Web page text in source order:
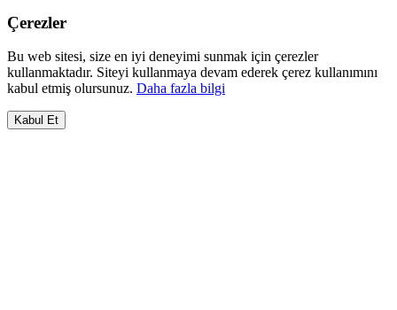
Çerezler
Bu web sitesi, size en iyi deneyimi sunmak için çerezler
kullanmaktadır. Siteyi kullanmaya devam ederek çerez kullanımını
kabul etmiş olursunuz. Daha fazla bilgi
Kabul Et